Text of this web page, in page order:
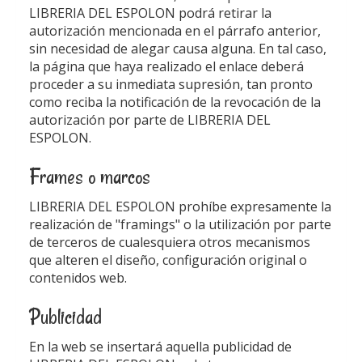
LIBRERIA DEL ESPOLON podrá retirar la
autorización mencionada en el párrafo anterior,
sin necesidad de alegar causa alguna. En tal caso,
la página que haya realizado el enlace deberá
proceder a su inmediata supresión, tan pronto
como reciba la notificación de la revocación de la
autorización por parte de LIBRERIA DEL
ESPOLON.
Frames o marcos
LIBRERIA DEL ESPOLON prohíbe expresamente la
realización de "framings" o la utilización por parte
de terceros de cualesquiera otros mecanismos
que alteren el diseño, configuración original o
contenidos web.
Publicidad
En la web se insertará aquella publicidad de